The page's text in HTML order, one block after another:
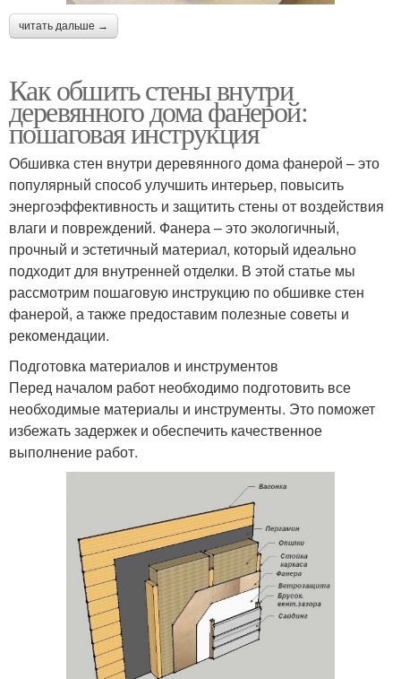
читать дальше →
Как обшить стены внутри
деревянного дома фанерой:
пошаговая инструкция
Обшивка стен внутри деревянного дома фанерой – это
популярный способ улучшить интерьер, повысить
энергоэффективность и защитить стены от воздействия
влаги и повреждений. Фанера – это экологичный,
прочный и эстетичный материал, который идеально
подходит для внутренней отделки. В этой статье мы
рассмотрим пошаговую инструкцию по обшивке стен
фанерой, а также предоставим полезные советы и
рекомендации.
Подготовка материалов и инструментов
Перед началом работ необходимо подготовить все
необходимые материалы и инструменты. Это поможет
избежать задержек и обеспечить качественное
выполнение работ.